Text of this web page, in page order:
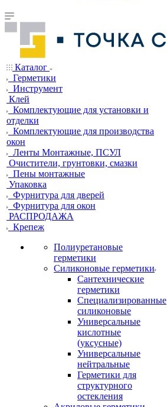
Каталог
Герметики
Инструмент
Клей
Комплектующие для установки и
отделки
Комплектующие для производства
окон
Ленты Монтажные, ПСУЛ
Очистители, грунтовки, смазки
Пены монтажные
Упаковка
Фурнитура для дверей
Фурнитура для окон
РАСПРОДАЖА
Крепеж
Полиуретановые
герметики
Силиконовые герметики
Сантехнические
герметики
Специализированные
силиконовые
Универсальные
кислотные
(уксусные)
Универсальные
нейтральные
Герметики для
структурного
остекления